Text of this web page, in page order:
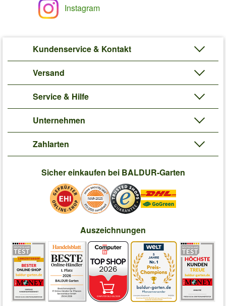
Instagram
Kundenservice & Kontakt
Versand
Service & Hilfe
Unternehmen
Zahlarten
Sicher einkaufen bei BALDUR-Garten
Auszeichnungen